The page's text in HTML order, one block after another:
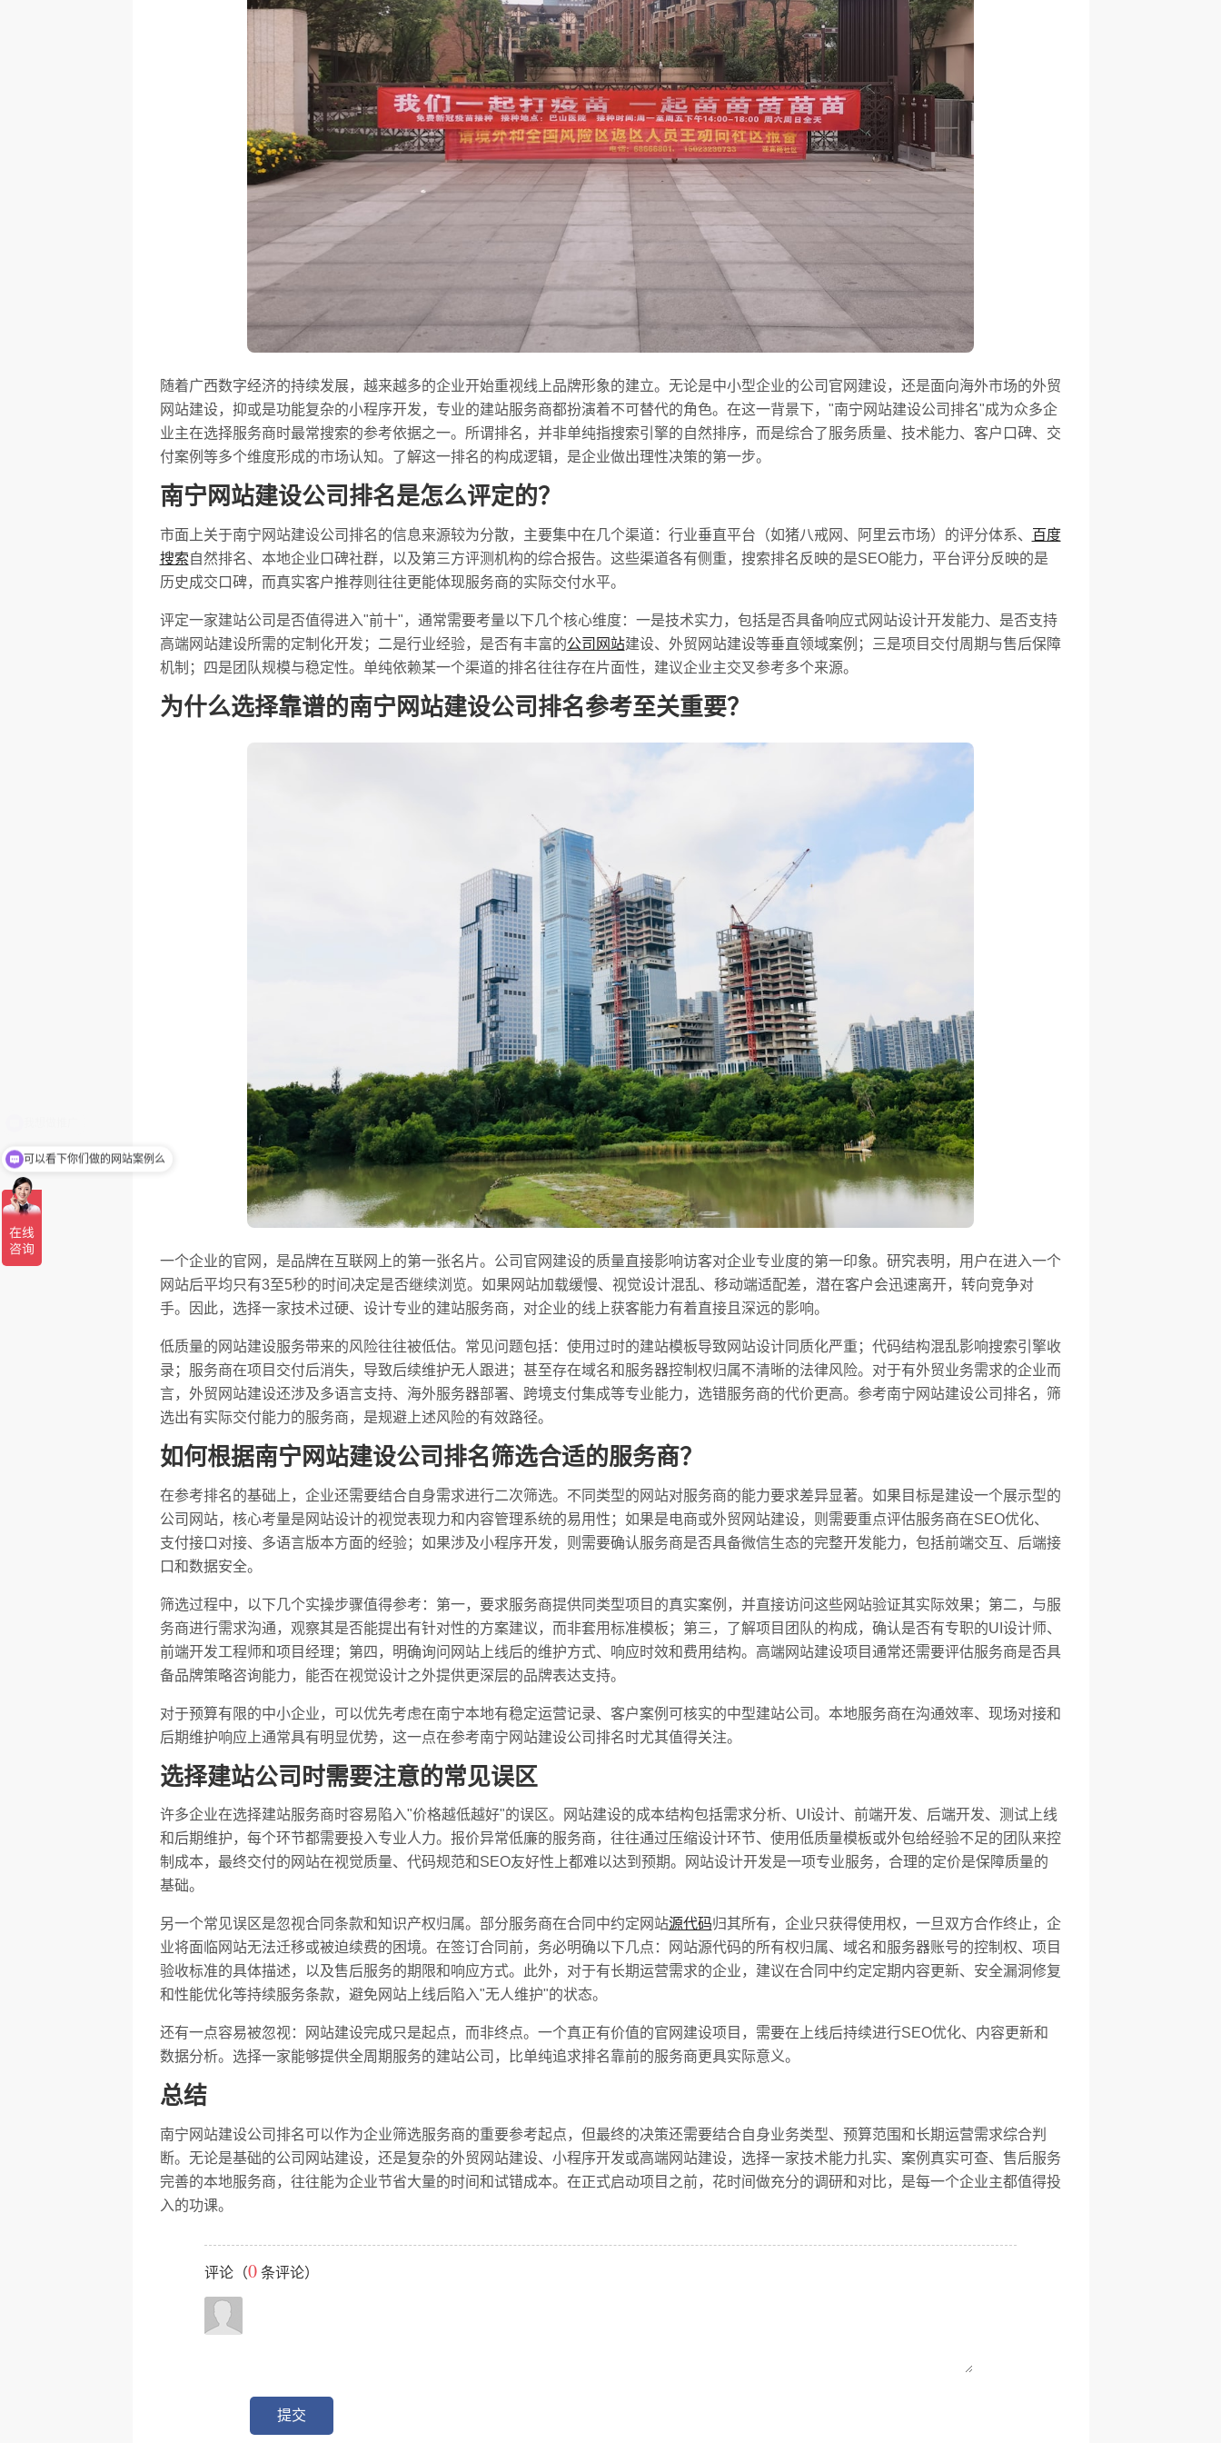
随着广西数字经济的持续发展，越来越多的企业开始重视线上品牌形象的建立。无论是中小型企业的公司官网建设，还是面向海外市场的外贸
网站建设，抑或是功能复杂的小程序开发，专业的建站服务商都扮演着不可替代的角色。在这一背景下，"南宁网站建设公司排名"成为众多企
业主在选择服务商时最常搜索的参考依据之一。所谓排名，并非单纯指搜索引擎的自然排序，而是综合了服务质量、技术能力、客户口碑、交
付案例等多个维度形成的市场认知。了解这一排名的构成逻辑，是企业做出理性决策的第一步。
南宁网站建设公司排名是怎么评定的？
市面上关于南宁网站建设公司排名的信息来源较为分散，主要集中在几个渠道：行业垂直平台（如猪八戒网、阿里云市场）的评分体系、 百度
搜索自然排名、本地企业口碑社群，以及第三方评测机构的综合报告。这些渠道各有侧重，搜索排名反映的是SEO能力，平台评分反映的是
历史成交口碑，而真实客户推荐则往往更能体现服务商的实际交付水平。
评定一家建站公司是否值得进入"前十"，通常需要考量以下几个核心维度：一是技术实力，包括是否具备响应式网站设计开发能力、是否支持
高端网站建设所需的定制化开发；二是行业经验，是否有丰富的公司网站建设、外贸网站建设等垂直领域案例；三是项目交付周期与售后保障
机制；四是团队规模与稳定性。单纯依赖某一个渠道的排名往往存在片面性，建议企业主交叉参考多个来源。
为什么选择靠谱的南宁网站建设公司排名参考至关重要？
一个企业的官网，是品牌在互联网上的第一张名片。公司官网建设的质量直接影响访客对企业专业度的第一印象。研究表明，用户在进入一个
网站后平均只有3至5秒的时间决定是否继续浏览。如果网站加载缓慢、视觉设计混乱、移动端适配差，潜在客户会迅速离开，转向竞争对
手。因此，选择一家技术过硬、设计专业的建站服务商，对企业的线上获客能力有着直接且深远的影响。
低质量的网站建设服务带来的风险往往被低估。常见问题包括：使用过时的建站模板导致网站设计同质化严重；代码结构混乱影响搜索引擎收
录；服务商在项目交付后消失，导致后续维护无人跟进；甚至存在域名和服务器控制权归属不清晰的法律风险。对于有外贸业务需求的企业而
言，外贸网站建设还涉及多语言支持、海外服务器部署、跨境支付集成等专业能力，选错服务商的代价更高。参考南宁网站建设公司排名，筛
选出有实际交付能力的服务商，是规避上述风险的有效路径。
如何根据南宁网站建设公司排名筛选合适的服务商？
在参考排名的基础上，企业还需要结合自身需求进行二次筛选。不同类型的网站对服务商的能力要求差异显著。如果目标是建设一个展示型的
公司网站，核心考量是网站设计的视觉表现力和内容管理系统的易用性；如果是电商或外贸网站建设，则需要重点评估服务商在SEO优化、
支付接口对接、多语言版本方面的经验；如果涉及小程序开发，则需要确认服务商是否具备微信生态的完整开发能力，包括前端交互、后端接
口和数据安全。
筛选过程中，以下几个实操步骤值得参考：第一，要求服务商提供同类型项目的真实案例，并直接访问这些网站验证其实际效果；第二，与服
务商进行需求沟通，观察其是否能提出有针对性的方案建议，而非套用标准模板；第三，了解项目团队的构成，确认是否有专职的UI设计师、
前端开发工程师和项目经理；第四，明确询问网站上线后的维护方式、响应时效和费用结构。高端网站建设项目通常还需要评估服务商是否具
备品牌策略咨询能力，能否在视觉设计之外提供更深层的品牌表达支持。
对于预算有限的中小企业，可以优先考虑在南宁本地有稳定运营记录、客户案例可核实的中型建站公司。本地服务商在沟通效率、现场对接和
后期维护响应上通常具有明显优势，这一点在参考南宁网站建设公司排名时尤其值得关注。
选择建站公司时需要注意的常见误区
许多企业在选择建站服务商时容易陷入"价格越低越好"的误区。网站建设的成本结构包括需求分析、UI设计、前端开发、后端开发、测试上线
和后期维护，每个环节都需要投入专业人力。报价异常低廉的服务商，往往通过压缩设计环节、使用低质量模板或外包给经验不足的团队来控
制成本，最终交付的网站在视觉质量、代码规范和SEO友好性上都难以达到预期。网站设计开发是一项专业服务，合理的定价是保障质量的
基础。
另一个常见误区是忽视合同条款和知识产权归属。部分服务商在合同中约定网站源代码归其所有，企业只获得使用权，一旦双方合作终止，企
业将面临网站无法迁移或被迫续费的困境。在签订合同前，务必明确以下几点：网站源代码的所有权归属、域名和服务器账号的控制权、项目
验收标准的具体描述，以及售后服务的期限和响应方式。此外，对于有长期运营需求的企业，建议在合同中约定定期内容更新、安全漏洞修复
和性能优化等持续服务条款，避免网站上线后陷入"无人维护"的状态。
还有一点容易被忽视：网站建设完成只是起点，而非终点。一个真正有价值的官网建设项目，需要在上线后持续进行SEO优化、内容更新和
数据分析。选择一家能够提供全周期服务的建站公司，比单纯追求排名靠前的服务商更具实际意义。
总结
南宁网站建设公司排名可以作为企业筛选服务商的重要参考起点，但最终的决策还需要结合自身业务类型、预算范围和长期运营需求综合判
断。无论是基础的公司网站建设，还是复杂的外贸网站建设、小程序开发或高端网站建设，选择一家技术能力扎实、案例真实可查、售后服务
完善的本地服务商，往往能为企业节省大量的时间和试错成本。在正式启动项目之前，花时间做充分的调研和对比，是每一个企业主都值得投
入的功课。
评论（0 条评论）
可以看下你们做的网站案例么